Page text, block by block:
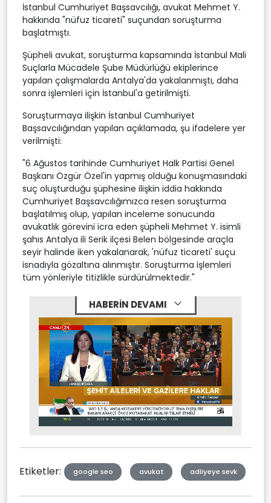
İstanbul Cumhuriyet Başsavcılığı, avukat Mehmet Y.
hakkında "nüfuz ticareti" suçundan soruşturma
başlatmıştı.
Şüpheli avukat, soruşturma kapsamında İstanbul Mali
Suçlarla Mücadele Şube Müdürlüğü ekiplerince
yapılan çalışmalarda Antalya'da yakalanmıştı, daha
sonra işlemleri için İstanbul'a getirilmişti.
Soruşturmaya ilişkin İstanbul Cumhuriyet
Başsavcılığından yapılan açıklamada, şu ifadelere yer
verilmişti:
"6 Ağustos tarihinde Cumhuriyet Halk Partisi Genel
Başkanı Özgür Özel'in yapmış olduğu konuşmasındaki
suç oluşturduğu şüphesine ilişkin iddia hakkında
Cumhuriyet Başsavcılığımızca resen soruşturma
başlatılmış olup, yapılan inceleme sonucunda
avukatlık görevini icra eden şüpheli Mehmet Y. isimli
şahıs Antalya ili Serik ilçesi Belen bölgesinde araçla
seyir halinde iken yakalanarak, 'nüfuz ticareti' suçu
isnadıyla gözaltına alınmıştır. Soruşturma işlemleri
tüm yönleriyle titizlikle sürdürülmektedir."
HABERİN DEVAMI
Mute Stream
Etiketler: google seo avukat adliyeye sevk